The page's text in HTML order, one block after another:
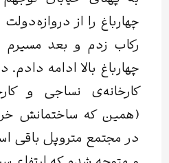
چهارباغ را از
رکاب زدم و بعد مسیرم
چهارباغ بالا ادامه
کارخانه‌ی نساجی و
(همین که ساختمانش
در مجتمع متروپل باقی